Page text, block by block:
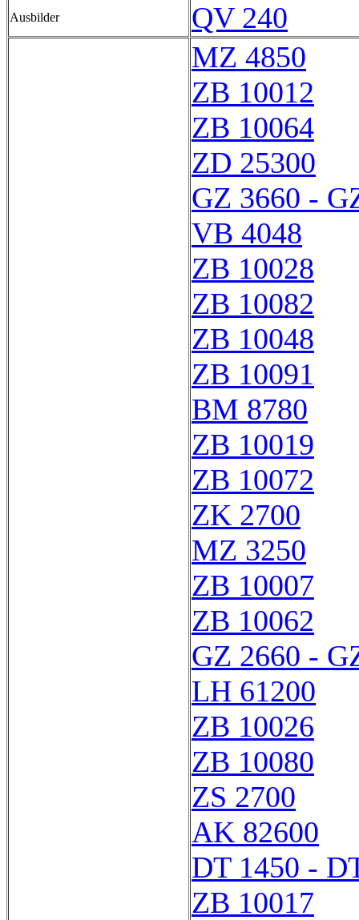
Ausbilder QV 240
MZ 4850
ZB 10012
ZB 10064
ZD 25300
GZ 3660 -
VB 4048
ZB 10028
ZB 10082
ZB 10048
ZB 10091
BM 8780
ZB 10019
ZB 10072
ZK 2700
MZ 3250
ZB 10007
ZB 10062
GZ 2660 -
LH 61200
ZB 10026
ZB 10080
ZS 2700
AK 82600
DT 1450 -
ZB 10017